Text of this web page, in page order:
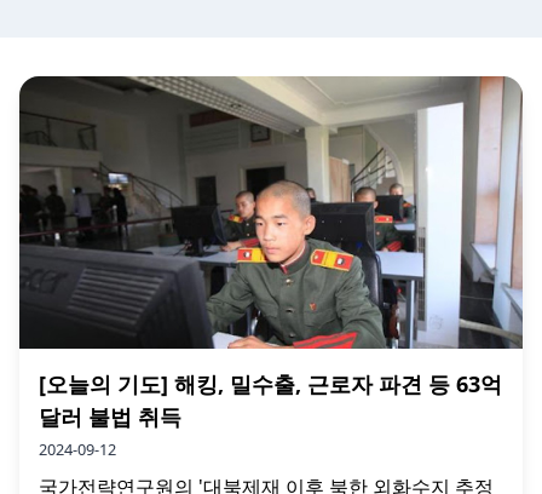
[오늘의 기도] 해킹, 밀수출, 근로자 파견 등 63억
달러 불법 취득
2024-09-12
국가전략연구원의 '대북제재 이후 북한 외화수지 추정